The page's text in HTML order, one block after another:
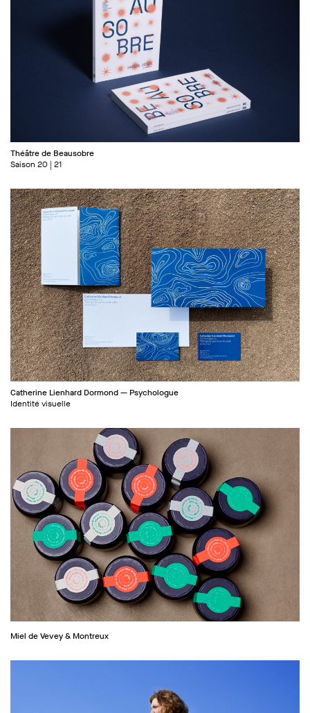
Théâtre de Beausobre
Saison 20 | 21
Catherine Lienhard Dormond — Psychologue
Identité visuelle
Miel de Vevey & Montreux